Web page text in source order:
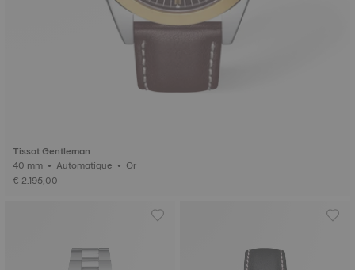
Tissot Gentleman
40 mm • Automatique • Or
€ 2.195,00